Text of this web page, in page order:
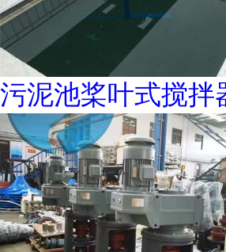
污泥池桨叶式搅拌